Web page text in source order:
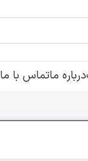
درباره ماتماس با ما